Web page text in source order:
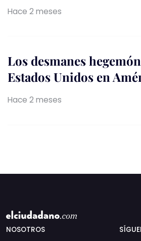
Hace 2 meses
Los desmanes
Estados Unidos en
Hace 2 meses
NOSOTROS